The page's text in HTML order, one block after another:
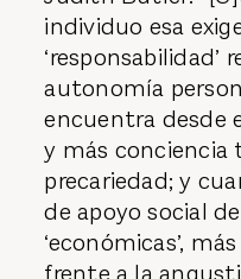
individuo esa
‘responsabilidad’
autonomía
encuentra desde
y más conciencia
precariedad; y
de apoyo social
‘económicas’,